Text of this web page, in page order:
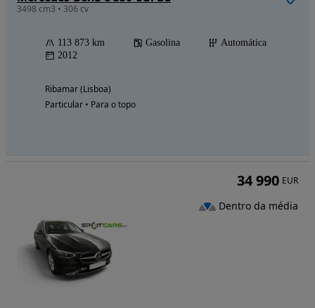
3498 cm3 • 306 cv
113 873 km Gasolina
Automática
2012
Ribamar (Lisboa)
Particular • Para o topo
34 990 EUR
Dentro da média